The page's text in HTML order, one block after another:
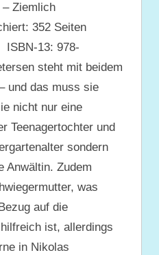
– Ziemlich
352 Seiten
ISBN-13: 978-
steht mit beidem
und das muss sie
nicht nur eine
Teenagertochter und
sondern
Anwältin. Zudem
was
auf die
ist, allerdings
in Nikolas